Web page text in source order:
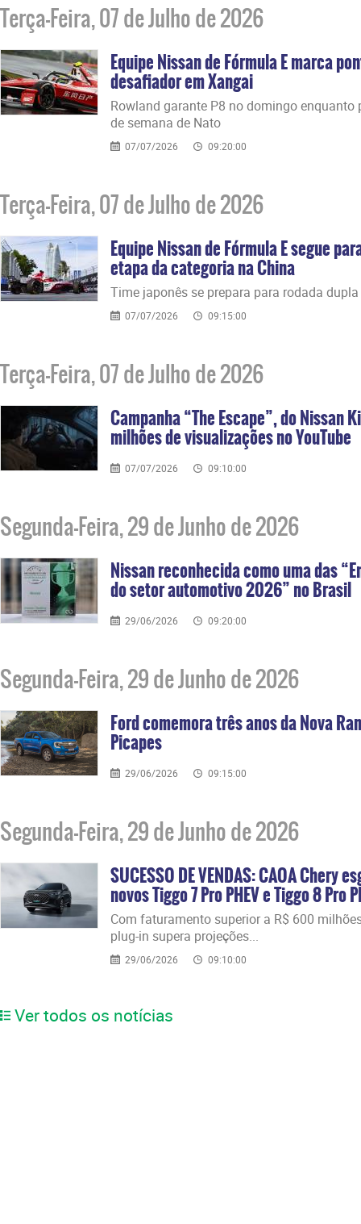
Terça-Feira, 07 de Julho de 2026
Equipe Nissan de Fórmula E marca
desafiador em Xangai
Rowland garante P8 no domingo
de semana de Nato
07/07/2026 09:20:00
Terça-Feira, 07 de Julho de 2026
Equipe Nissan de Fórmula E segue
etapa da categoria na China
Time japonês se prepara para rodada
07/07/2026 09:15:00
Terça-Feira, 07 de Julho de 2026
Campanha “The Escape”, do Nissan
milhões de visualizações no YouTube
07/07/2026 09:10:00
Segunda-Feira, 29 de Junho de 2026
Nissan reconhecida como uma das
do setor automotivo 2026” no Brasil
29/06/2026 09:20:00
Segunda-Feira, 29 de Junho de 2026
Ford comemora três anos da Nova
Picapes
29/06/2026 09:15:00
Segunda-Feira, 29 de Junho de 2026
SUCESSO DE VENDAS: CAOA Chery
novos Tiggo 7 Pro PHEV e Tiggo 8 Pro
​Com faturamento superior a R$ 600
plug-in supera projeções...
29/06/2026 09:10:00
Ver todos os notícias